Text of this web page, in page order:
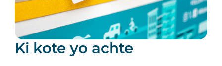
Ki kote yo achte